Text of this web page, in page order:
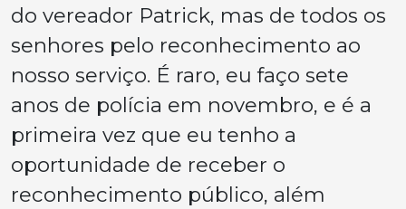
do vereador Patrick, mas de todos os
senhores pelo reconhecimento ao
nosso serviço. É raro, eu faço sete
anos de polícia em novembro, e é a
primeira vez que eu tenho a
oportunidade de receber o
reconhecimento público, além